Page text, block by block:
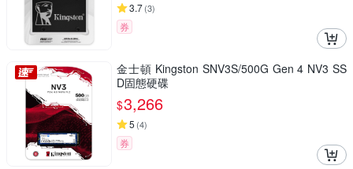
3.7(3)
券
金士頓 Kingston SNV3S/500G Gen 4 NV3 SS
D固態硬碟
$3,266
5 (4)
券